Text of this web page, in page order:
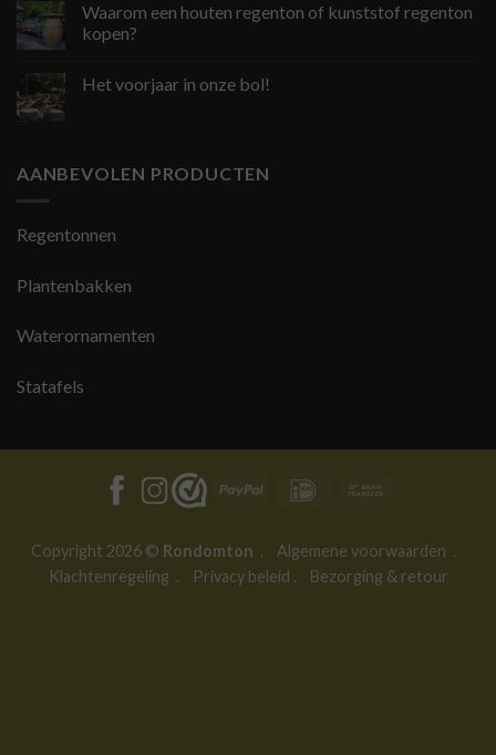
Waarom een houten regenton of kunststof regenton
kopen?
Het voorjaar in onze bol!
AANBEVOLEN PRODUCTEN
Regentonnen
Plantenbakken
Waterornamenten
Statafels
PayPal IDeal
Copyright 2026 © Rondomton . Algemene voorwaarden .
Klachtenregeling . Privacy beleid . Bezorging & retour